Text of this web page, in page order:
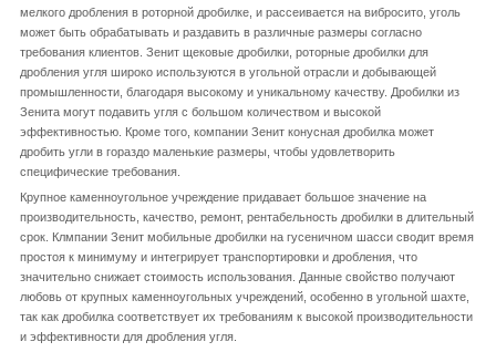
мелкого дробления в роторной дробилке, и рассеивается на вибросито, уголь
может быть обрабатывать и раздавить в различные размеры согласно
требования клиентов. Зенит щековые дробилки, роторные дробилки для
дробления угля широко используются в угольной отрасли и добывающей
промышленности, благодаря высокому и уникальному качеству. Дробилки из
Зенита могут подавить угля с большом количеством и высокой
эффективностью. Кроме того, компании Зенит конусная дробилка может
дробить угли в гораздо маленькие размеры, чтобы удовлетворить
специфические требования.
Крупное каменноугольное учреждение придавает большое значение на
производительность, качество, ремонт, рентабельность дробилки в длительный
срок. Клмпании Зенит мобильные дробилки на гусеничном шасси сводит время
простоя к минимуму и интегрирует транспортировки и дробления, что
значительно снижает стоимость использования. Данные свойство получают
любовь от крупных каменноугольных учреждений, особенно в угольной шахте,
так как дробилка соответствует их требованиям к высокой производительности
и эффективности для дробления угля.